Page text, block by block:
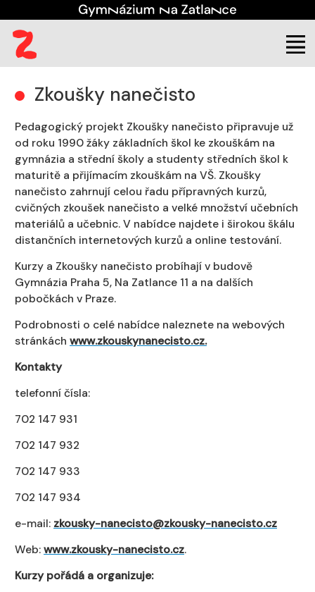
Zkoušky nanečisto (aktuální)
Zkoušky nanečisto
Pedagogický projekt Zkoušky nanečisto připravuje už
od roku 1990 žáky základních škol ke zkouškám na
gymnázia a střední školy a studenty středních škol k
maturitě a přijímacím zkouškám na VŠ. Zkoušky
nanečisto zahrnují celou řadu přípravných kurzů,
cvičných zkoušek nanečisto a velké množství učebních
materiálů a učebnic. V nabídce najdete i širokou škálu
distančních internetových kurzů a online testování.
Kurzy a Zkoušky nanečisto probíhají v budově
Gymnázia Praha 5, Na Zatlance 11 a na dalších
pobočkách v Praze.
Podrobnosti o celé nabídce naleznete na webových
stránkách www.zkouskynanecisto.cz.
Kontakty
telefonní čísla:
702 147 931
702 147 932
702 147 933
702 147 934
e-mail: zkousky-nanecisto@zkousky-nanecisto.cz
Web:www.zkousky-nanecisto.cz.
Kurzy pořádá a organizuje: